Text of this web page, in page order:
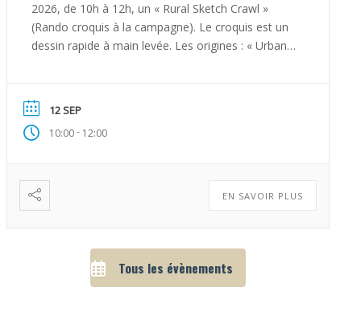
2026, de 10h à 12h, un « Rural Sketch Crawl »
(Rando croquis à la campagne). Le croquis est un
dessin rapide à main levée. Les origines : « Urban
croquent sur le vif en observant en direct la […]
12 SEP
10:00- 12:00
EN SAVOIR PLUS
Tous les évènements